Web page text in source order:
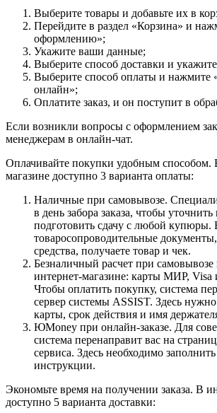
Выберите товары и добавьте их в
Перейдите в раздел «Корзина» и
оформлению»;
Укажите ваши данные;
Выберите способ доставки и укажите
Выберите способ оплаты и нажмите
онлайн»;
Оплатите заказ, и он поступит в
Если возникли вопросы с оформлением
менеджерам в онлайн-чат.
Оплачивайте покупки удобным способом.
магазине доступно 3 варианта оплаты:
Наличные при самовывозе.
в день забора заказа, чтобы уточнить
подготовить сдачу с любой купюры.
товаросопроводительные
средства, получаете товар и чек.
Безналичный расчет при
интернет-магазине: карты МИР, Visa
Чтобы оплатить покупку, система
сервер системы ASSIST. Здесь
карты, срок действия и имя
ЮMoney при онлайн-заказе. Для
система перенаправит вас на
сервиса. Здесь необходимо
инструкции.
Экономьте время на получении заказа. В
доступно 5 варианта доставки: